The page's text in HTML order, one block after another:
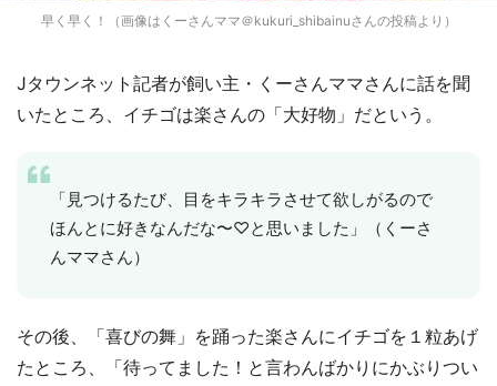
早く早く！（画像はくーさんママ＠kukuri_shibainuさんの投稿より）
Jタウンネット記者が飼い主・くーさんママさんに話を聞
いたところ、イチゴは楽さんの「大好物」だという。
「見つけるたび、目をキラキラさせて欲しがるので
ほんとに好きなんだな〜♡と思いました」（くーさ
んママさん）
その後、「喜びの舞」を踊った楽さんにイチゴを１粒あげ
たところ、「待ってました！と言わんばかりにかぶりつい